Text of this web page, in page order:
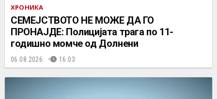
ХРОНИКА
СЕМЕЈСТВОТО НЕ МОЖЕ ДА ГО
ПРОНАЈДЕ: Полицијата трага по 11-
годишно момче од Долнени
06.08.2026. 16:03